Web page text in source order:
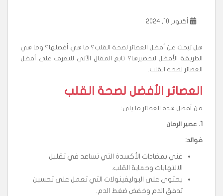
أكتوبر 10, 2024
هل تبحث عن أفضل العصائر لصحة القلب؟ ما هي أفضلها؟ وما هي
الطريقة الأفضل لتحضيرها؟ تابع المقال الآتي للتعرف على أفضل
العصائر لصحة القلب.
العصائر الأفضل لصحة القلب
من أفضل هذه العصائر ما يلي:
1. عصير الرمان
فوائد:
غني بمضادات الأكسدة التي تساعد في تقليل
الالتهابات وحماية القلب.
يحتوي على البوليفينولات التي تعمل على تحسين
تدفق الدم وخفض ضغط الدم.